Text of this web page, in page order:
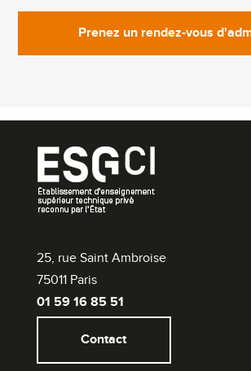
Prenez un rendez-vous
25, rue Saint Ambroise
75011 Paris
01 59 16 85 51
Contact